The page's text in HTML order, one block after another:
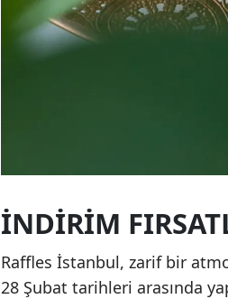
İNDIRIM
Raffles İstanbul, zarif bir
28 Şubat tarihleri arasında